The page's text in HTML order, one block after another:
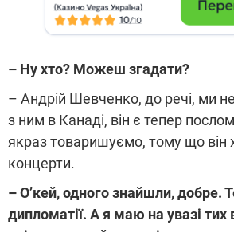
– Ну хто? Можеш згадати?
– Андрій Шевченко, до речі, ми
з ним в Канаді, він є тепер
якраз товаришуємо, тому що він
концерти.
– О’кей, одного знайшли, добре.
дипломатії. А я маю на увазі тих